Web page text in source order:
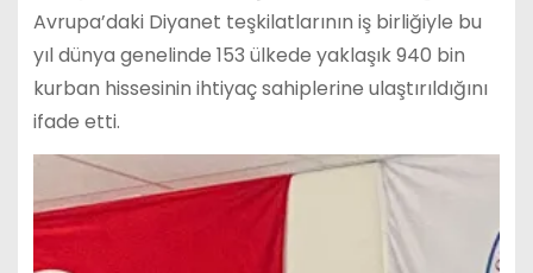
Avrupa’daki Diyanet teşkilatlarının iş birliğiyle bu
yıl dünya genelinde 153 ülkede yaklaşık 940 bin
kurban hissesinin ihtiyaç sahiplerine ulaştırıldığını
ifade etti.